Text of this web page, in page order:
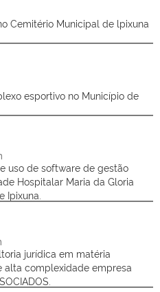
Cemitério Municipal de lpixuna
esportivo no Município de
uso de software de gestão
Hospitalar Maria da Gloria
Ipixuna.
jurídica em matéria
alta complexidade empresa